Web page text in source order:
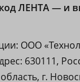
ЛЕНТА — и
ООО
630111,
г.